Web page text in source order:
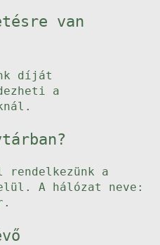
van
díját
a
a
A hálózat neve: